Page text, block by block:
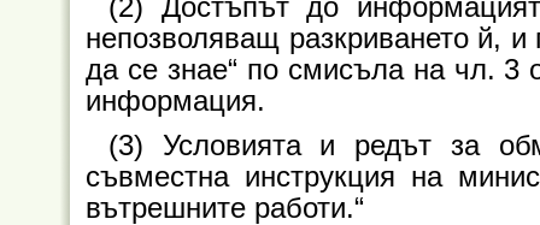
(2) Достъпът до
непозволяващ разкриването й,
да се знае“ по смисъла на чл. 3
информация.
(3) Условията и редът за
съвместна инструкция на
вътрешните работи.“